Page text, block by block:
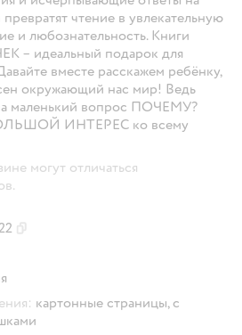
чтение в увлекательную
и любознательность. Книги
– идеальный подарок для
вместе расскажем ребёнку,
окружающий нас мир! Ведь
маленький вопрос ПОЧЕМУ?
ИНТЕРЕС ко всему
могут отличаться
картонные страницы, с